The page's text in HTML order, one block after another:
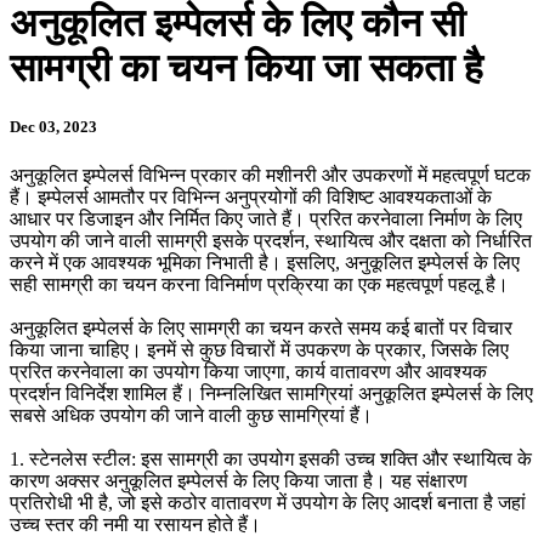
अनुकूलित इम्पेलर्स के लिए कौन सी
सामग्री का चयन किया जा सकता है
Dec 03, 2023
अनुकूलित इम्पेलर्स विभिन्न प्रकार की मशीनरी और उपकरणों में महत्वपूर्ण घटक
हैं। इम्पेलर्स आमतौर पर विभिन्न अनुप्रयोगों की विशिष्ट आवश्यकताओं के
आधार पर डिजाइन और निर्मित किए जाते हैं। प्ररित करनेवाला निर्माण के लिए
उपयोग की जाने वाली सामग्री इसके प्रदर्शन, स्थायित्व और दक्षता को निर्धारित
करने में एक आवश्यक भूमिका निभाती है। इसलिए, अनुकूलित इम्पेलर्स के लिए
सही सामग्री का चयन करना विनिर्माण प्रक्रिया का एक महत्वपूर्ण पहलू है।
अनुकूलित इम्पेलर्स के लिए सामग्री का चयन करते समय कई बातों पर विचार
किया जाना चाहिए। इनमें से कुछ विचारों में उपकरण के प्रकार, जिसके लिए
प्ररित करनेवाला का उपयोग किया जाएगा, कार्य वातावरण और आवश्यक
प्रदर्शन विनिर्देश शामिल हैं। निम्नलिखित सामग्रियां अनुकूलित इम्पेलर्स के लिए
सबसे अधिक उपयोग की जाने वाली कुछ सामग्रियां हैं।
1. स्टेनलेस स्टील: इस सामग्री का उपयोग इसकी उच्च शक्ति और स्थायित्व के
कारण अक्सर अनुकूलित इम्पेलर्स के लिए किया जाता है। यह संक्षारण
प्रतिरोधी भी है, जो इसे कठोर वातावरण में उपयोग के लिए आदर्श बनाता है जहां
उच्च स्तर की नमी या रसायन होते हैं।